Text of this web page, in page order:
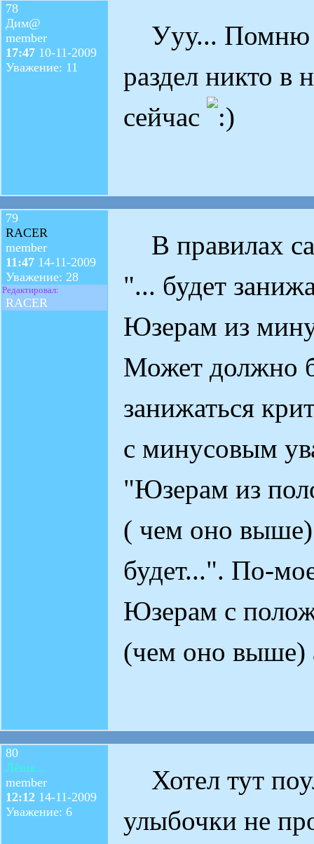
78
Дим@
member
17:47 10-11-2009
Уважение: 11
Ууу... Помню
раздел никто в
сейчас
79
RACER
member
11:47 14-11-2009
Уважение: 28
Редактировал:
RACER
В правилах
"... будет
Юзерам из
Может должно
занижаться
с минусовым
"Юзерам из
( чем оно
будет...". По-
Юзерам с
(чем оно выше)
80
Лёша...
member
12:12 14-11-2009
Уважение: 6
Хотел тут
улыбочки не